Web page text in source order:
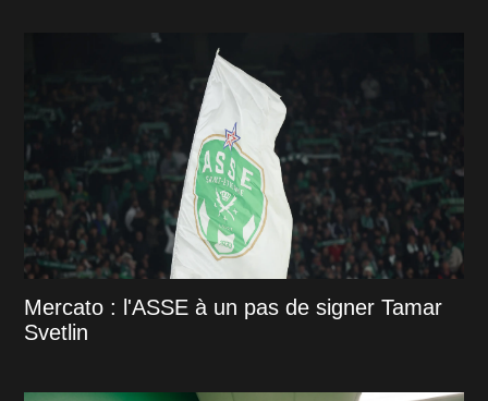
Mercato : l'ASSE à un pas de signer Tamar
Svetlin